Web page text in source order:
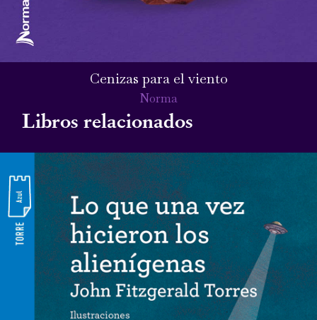
Cenizas para el viento
Norma
Libros relacionados